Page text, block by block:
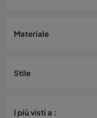
Materiale
Stile
I più visti a :